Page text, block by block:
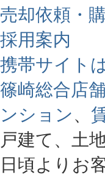
売却依頼・
採用案内
携帯サイト
篠崎総合店
ンション、
戸建て、土
日頃よりお